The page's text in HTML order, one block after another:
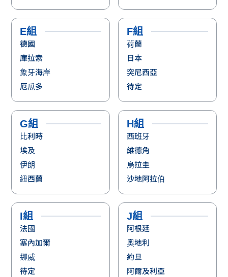
E組
德國
庫拉索
象牙海岸
厄瓜多
F組
荷蘭
日本
突尼西亞
待定
G組
比利時
埃及
伊朗
紐西蘭
H組
西班牙
維德角
烏拉圭
沙地阿拉伯
I組
法國
塞內加爾
挪威
待定
J組
阿根廷
奧地利
約旦
阿爾及利亞